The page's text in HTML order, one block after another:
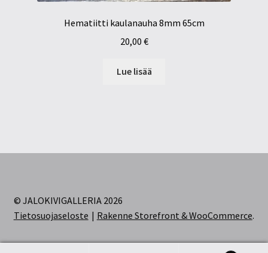
Hematiitti kaulanauha 8mm 65cm
20,00 €
Lue lisää
© JALOKIVIGALLERIA 2026
Tietosuojaseloste
Rakenne Storefront & WooCommerce.